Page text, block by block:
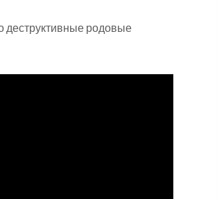
деструктивные родовые